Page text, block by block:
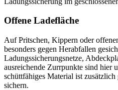
Offene Ladefläche
Auf Pritschen, Kippern oder
besonders gegen Herabfallen
Ladungssicherungsnetze,
ausreichende Zurrpunkte sind hier
schüttfähiges Material ist
sichern.